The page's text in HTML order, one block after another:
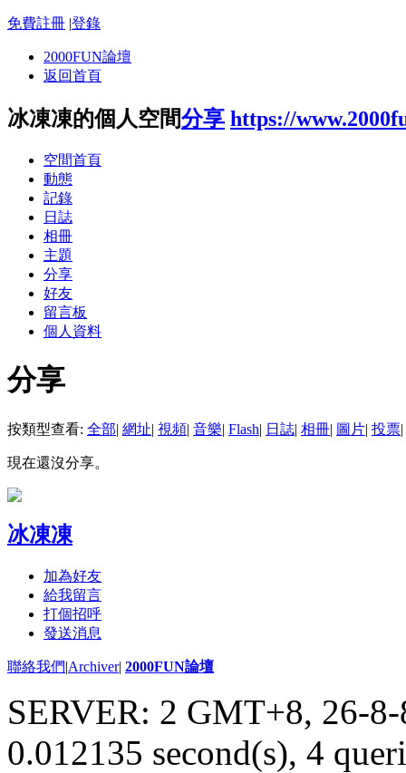
免費註冊 |登錄
2000FUN論壇
返回首頁
冰凍凍的個人空間分享 https://
空間首頁
動態
記錄
日誌
相冊
主題
分享
好友
留言板
個人資料
分享
按類型查看: 全部| 網址| 視頻| 音樂| Flash| 日誌| 相冊| 圖片| 投票|
現在還沒分享。
冰凍凍
加為好友
給我留言
打個招呼
發送消息
聯絡我們|Archiver| 2000FUN論壇
SERVER: 2 GMT+8, 26-
0.012135 second(s), 4